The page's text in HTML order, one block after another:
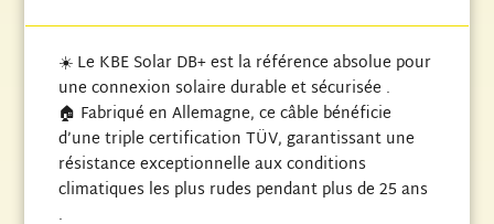
☀️ Le KBE Solar DB+ est la référence absolue pour
une connexion solaire durable et sécurisée .
🏠 Fabriqué en Allemagne, ce câble bénéficie
d’une triple certification TÜV, garantissant une
résistance exceptionnelle aux conditions
climatiques les plus rudes pendant plus de 25 ans
.